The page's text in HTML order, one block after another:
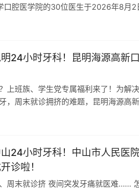
口腔医学院的30位医生于2026年8月2
24小时牙科！昆明海源高新
上班族、学生党专属福利来了！为解
，周末就诊拥挤的难题，昆明海源高
17:30–20:30。同步开通…
24小时牙科！中山市人民医
诊啦！
周末就诊挤 夜间突发牙痛就医难……